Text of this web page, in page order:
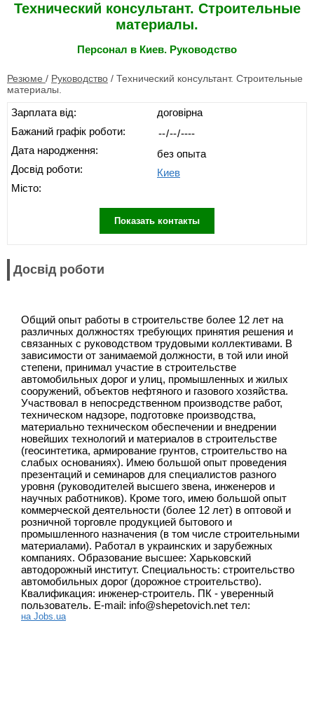
Технический консультант. Строительные
материалы.
Персонал в Киев. Руководство
Резюме / Руководство / Технический консультант. Строительные
материалы.
Зарплата від:
Бажаний графік роботи:
Дата народження:
Досвід роботи:
Місто:
договірна
без опыта
Киев
Показать контакты
Досвід роботи
Общий опыт работы в строительстве более 12 лет на
различных должностях требующих принятия решения и
связанных с руководством трудовыми коллективами. В
зависимости от занимаемой должности, в той или иной
степени, принимал участие в строительстве
автомобильных дорог и улиц, промышленных и жилых
сооружений, объектов нефтяного и газового хозяйства.
Участвовал в непосредственном производстве работ,
техническом надзоре, подготовке производства,
материально техническом обеспечении и внедрении
новейших технологий и материалов в строительстве
(геосинтетика, армирование грунтов, строительство на
слабых основаниях). Имею большой опыт проведения
презентаций и семинаров для специалистов разного
уровня (руководителей высшего звена, инженеров и
научных работников). Кроме того, имею большой опыт
коммерческой деятельности (более 12 лет) в оптовой и
розничной торговле продукцией бытового и
промышленного назначения (в том числе строительными
материалами). Работал в украинских и зарубежных
компаниях. Образование высшее: Харьковский
автодорожный институт. Специальность: строительство
автомобильных дорог (дорожное строительство).
Квалификация: инженер-строитель. ПК - уверенный
пользователь. E-mail: info@shepetovich.net тел:
на Jobs.ua